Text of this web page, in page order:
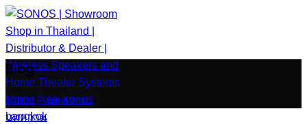
Blog
Home »บทความ»
บทความ